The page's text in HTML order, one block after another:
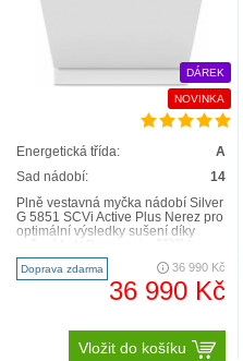
DÁREK
NOVINKA
Energetická třída:
A
Sad nádobí:
14
Plně vestavná myčka nádobí Silver
G 5851 SCVi Active Plus Nerez pro
optimální výsledky sušení díky
energetické..
Doprava zdarma 36 990 Kč
36 990 Kč
Vložit do košíku